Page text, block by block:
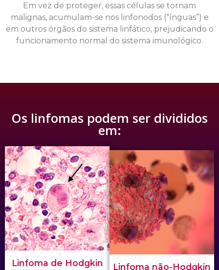
Em vez de proteger, essas células se tornam
malignas, acumulam-se nos linfonodos (“ínguas”) e
em outros órgãos do sistema linfático, prejudicando o
funcionamento normal do sistema imunológico.
Os linfomas podem ser divididos
em:
Linfoma de Hodgkin Linfoma não-Hodgkin